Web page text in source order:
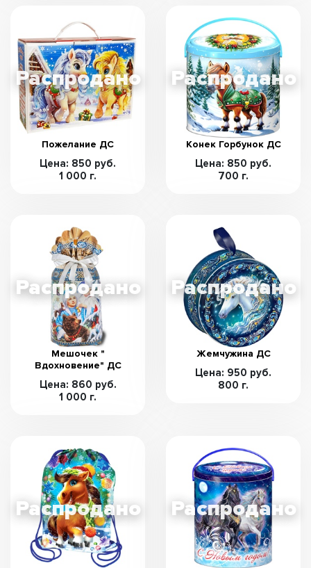
Пожелание ДС
Цена: 850 руб.
1 000 г.
Конек Горбунок ДС
Цена: 850 руб.
700 г.
Мешочек "
Вдохновение" ДС
Цена: 860 руб.
1 000 г.
Жемчужина ДС
Цена: 950 руб.
800 г.